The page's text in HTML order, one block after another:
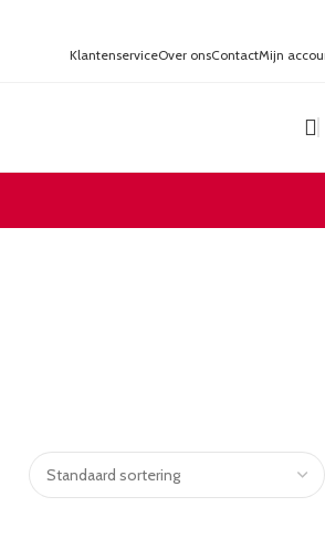
verzonden Ruim assortiment 20 jaar
KlantenserviceOver onsContactMijn